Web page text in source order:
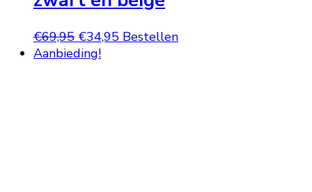
€69,95 Oorspronkelijke
prijs
€34,95 Huidige
Bestellen
Aanbieding!